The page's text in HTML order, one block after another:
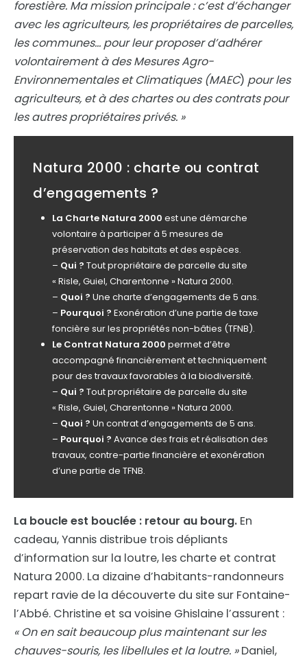
forestière. Ma mission principale : c’est d’échanger
avec les agriculteurs, les propriétaires de parcelles,
les communes… pour leur proposer d’adhérer
volontairement à des Mesures Agro-
Environnementales et Climatiques (MAEC) pour les
agriculteurs, et à des chartes ou des contrats pour
les autres propriétaires privés. »
Natura 2000 : charte ou contrat
d’engagements ?
La Charte Natura 2000 est une démarche
volontaire à participer à 5 mesures de
préservation des habitats et des espèces.
– Qui ? Tout propriétaire de parcelle du site
« Risle, Guiel, Charentonne » Natura 2000.
– Quoi ? Une charte d’engagements de 5 ans.
– Pourquoi ? Exonération d’une partie de taxe
foncière sur les propriétés non-bâties (TFNB).
Le Contrat Natura 2000 permet d’être
accompagné financièrement et techniquement
pour des travaux favorables à la biodiversité.
– Qui ? Tout propriétaire de parcelle du site
« Risle, Guiel, Charentonne » Natura 2000.
– Quoi ? Un contrat d’engagements de 5 ans.
– Pourquoi ? Avance des frais et réalisation des
travaux, contre-partie financière et exonération
d’une partie de TFNB.
La boucle est bouclée : retour au bourg. En
cadeau, Yannis distribue trois dépliants
d’information sur la loutre, les charte et contrat
Natura 2000. La dizaine d’habitants-randonneurs
repart ravie de la découverte du site sur Fontaine-
l’Abbé. Christine et sa voisine Ghislaine l’assurent :
« On en sait beaucoup plus maintenant sur les
chauves-souris, les libellules et la loutre. »Daniel,